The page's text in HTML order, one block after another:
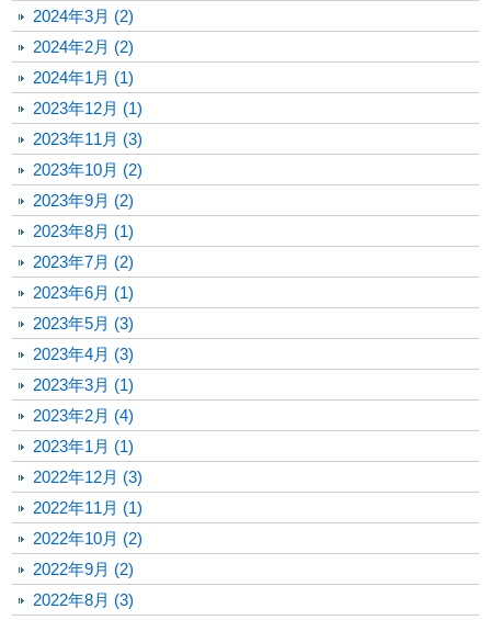
2024年3月 (2)
2024年2月 (2)
2024年1月 (1)
2023年12月 (1)
2023年11月 (3)
2023年10月 (2)
2023年9月 (2)
2023年8月 (1)
2023年7月 (2)
2023年6月 (1)
2023年5月 (3)
2023年4月 (3)
2023年3月 (1)
2023年2月 (4)
2023年1月 (1)
2022年12月 (3)
2022年11月 (1)
2022年10月 (2)
2022年9月 (2)
2022年8月 (3)